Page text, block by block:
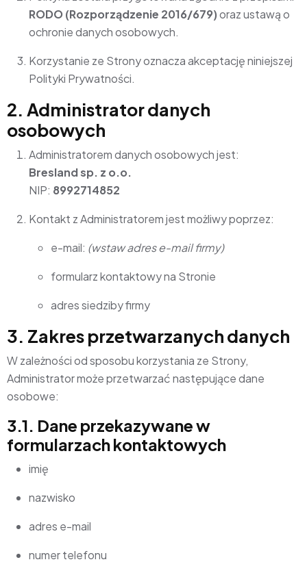
RODO (Rozporządzenie 2016/679)oraz ustawą o
ochronie danych osobowych.
Korzystanie ze Strony oznacza akceptację niniejszej
Polityki Prywatności.
2. Administrator danych
osobowych
Administratorem danych osobowych jest:
Bresland sp. z o.o.
NIP: 8992714852
Kontakt z Administratorem jest możliwy poprzez:
e-mail: (wstaw adres e-mail firmy)
formularz kontaktowy na Stronie
adres siedziby firmy
3. Zakres przetwarzanych danych
W zależności od sposobu korzystania ze Strony,
Administrator może przetwarzać następujące dane
osobowe:
3.1. Dane przekazywane w
formularzach kontaktowych
imię
nazwisko
adres e-mail
numer telefonu